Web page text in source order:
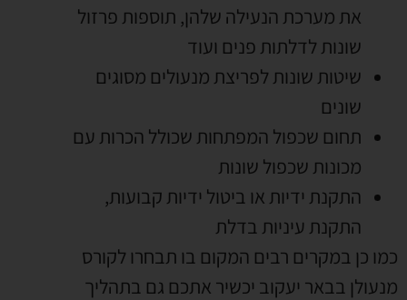
את מערכת הנעילה שלהן, תוספות פרזול
שונות לדלתות פנים ועוד
שיטות שונות לפריצת מנעולים מסוגים
שונים
תחום שכפול המפתחות שכולל הכרות עם
מכונות שכפול שונות
התקנת ידיות או ביטול ידיות קבועות,
התקנת עיניות בדלת
כמו כן במקרים רבים המקום בו תבחרו לקורס
מנעולן בבאר יעקוב יכשיר אתכם גם בתהליך